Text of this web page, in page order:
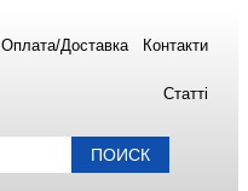
Оплата/Доставка Контакти
Статті
ПОИСК